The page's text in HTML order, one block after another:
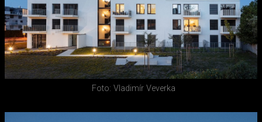
Foto: Vladimír Veverka